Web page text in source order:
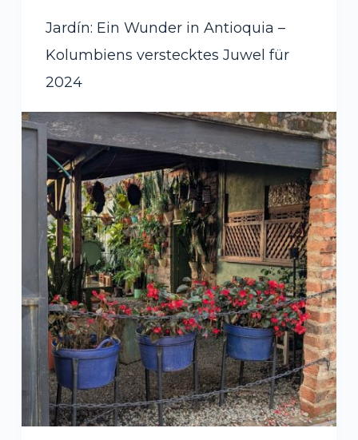
Jardín: Ein Wunder in Antioquia –
Kolumbiens verstecktes Juwel für
2024